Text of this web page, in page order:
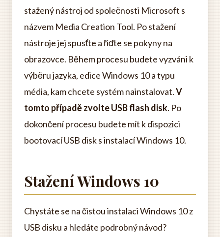
stažený nástroj od společnosti Microsoft s
názvem Media Creation Tool. Po stažení
nástroje jej spusťte a řiďte se pokyny na
obrazovce. Během procesu budete vyzváni k
výběru jazyka, edice Windows 10 a typu
média, kam chcete systém nainstalovat.V
tomto případě zvolte USB flash disk. Po
dokončení procesu budete mít k dispozici
bootovací USB disk s instalací Windows 10.
Stažení Windows 10
Chystáte se na čistou instalaci Windows 10 z
USB disku a hledáte podrobný návod?